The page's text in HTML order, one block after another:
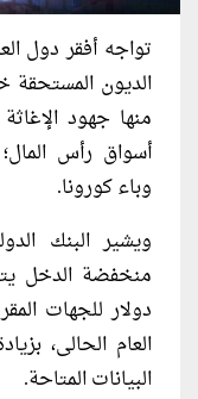
منها جهود
أسواق رأس
وباء كورونا.
دولار للجهات
البيانات المتاحة.